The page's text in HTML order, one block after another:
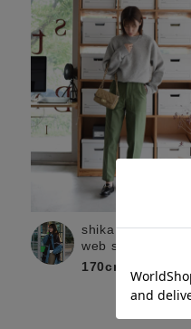
shika
web store
170cm